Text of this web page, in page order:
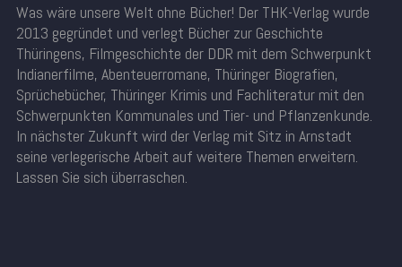
Was wäre unsere Welt ohne Bücher! Der THK-Verlag wurde
2013 gegründet und verlegt Bücher zur Geschichte
Thüringens, Filmgeschichte der DDR mit dem Schwerpunkt
Indianerfilme, Abenteuerromane, Thüringer Biografien,
Sprüchebücher, Thüringer Krimis und Fachliteratur mit den
Schwerpunkten Kommunales und Tier- und Pflanzenkunde.
In nächster Zukunft wird der Verlag mit Sitz in Arnstadt
seine verlegerische Arbeit auf weitere Themen erweitern.
Lassen Sie sich überraschen.